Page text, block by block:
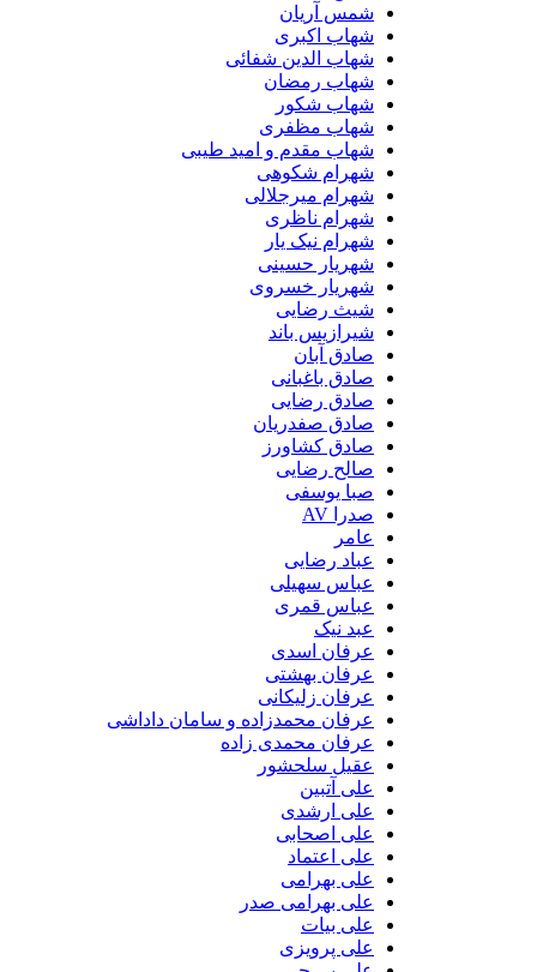
شمس آریان
شهاب اکبری
شهاب الدین شفائی
شهاب رمضان
شهاب شکور
شهاب مظفری
شهاب مقدم و امید طیبی
شهرام شکوهی
شهرام میرجلالی
شهرام ناظری
شهرام نیک یار
شهریار حسینی
شهریار خسروی
شیث رضایی
شیرازیس باند
صادق آبان
صادق باغبانی
صادق رضایی
صادق صفدریان
صادق کشاورز
صالح رضایی
صبا یوسفی
عباد رضایی
عباس سهیلی
عباس قمری
عبد نیک
عرفان اسدی
عرفان بهشتی
عرفان زلیکانی
عرفان محمدزاده و سامان داداشی
عرفان محمدی زاده
عقیل سلحشور
علی آتبین
علی ارشدی
علی اصحابی
علی اعتماد
علی بهرامی
علی بهرامی صدر
علی بیات
علی پرویزی